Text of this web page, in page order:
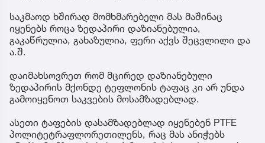
საკმაოდ ხშირად მომხმარებელი მას მაშინაც
იყენებს როცა ზედაპირი დაზიანებულია,
გაკაწრულია, გახაზულია, ფერი აქვს შეცვლილი და
ა.შ.
დაიმახსოვრეთ რომ მცირედ დაზიანებული
ზედაპირის მქონდე ტეფლონის ტაფაც კი არ უნდა
გამოიყენოთ საკვების მოსამზადებლად.
ასეთი ტაფების დასამზადებლად იყენებენ PTFE
პოლიტეტრაფლორეთილენს, რაც მას ანიჭებს